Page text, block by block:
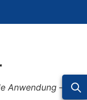
Anwendung –